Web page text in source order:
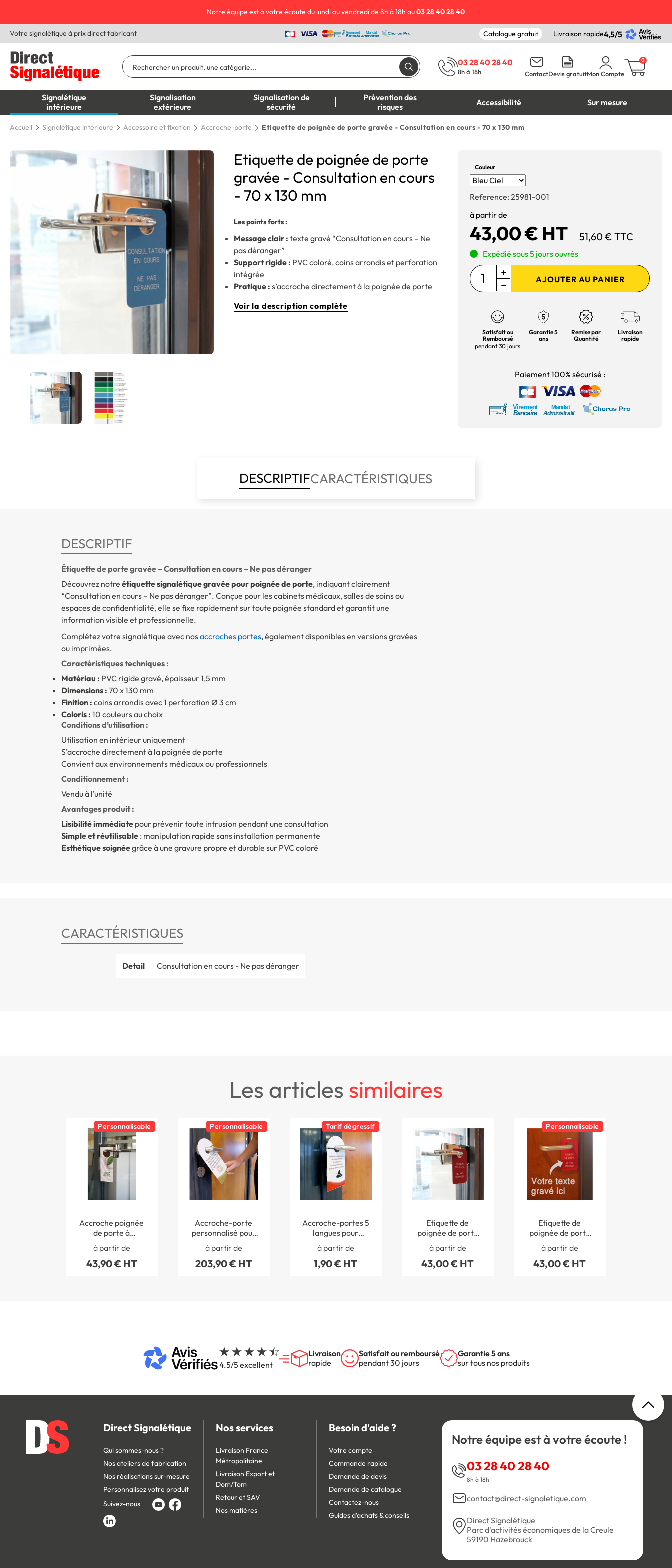
Notre équipe est à votre écoute du lundi au vendredi de 8h à 18h au03 28 40 28 40
Votre signalétique à prix direct fabricant Catalogue gratuit Livraison rapide4,5/5
03 28 40 28 40
8h à 18h ContactDevis gratuitMon Compte
0
Signalétique
intérieure
Signalisation
extérieure
Signalisation de
sécurité
Prévention des
risques
Accessibilité Sur mesure
Accueil Signalétique intérieure Accessoire et fixation Accroche-porte Etiquette de poignée de porte gravée - Consultation en cours - 70 x 130 mm
Etiquette de poignée de porte
gravée - Consultation en cours
- 70 x 130 mm
Les points forts :
Message clair : texte gravé “Consultation en cours – Ne
pas déranger”
Support rigide : PVC coloré, coins arrondis et perforation
intégrée
Pratique : s’accroche directement à la poignée de porte
Voir la description complète
Couleur
Reference: 25981-001
à partir de
43,00 € HT 51,60 € TTC
Expédié sous 5 jours ouvrés
AJOUTER AU PANIER
Satisfait ou
Remboursé
pendant 30 jours
Garantie 5
ans
Remise par
Quantité
Livraison
rapide
Paiement 100% sécurisé :
DESCRIPTIFCARACTÉRISTIQUES
DESCRIPTIF
Étiquette de porte gravée – Consultation en cours – Ne pas déranger
Découvrez notre étiquette signalétique gravée pour poignée de porte, indiquant clairement
“Consultation en cours – Ne pas déranger”. Conçue pour les cabinets médicaux, salles de soins ou
espaces de confidentialité, elle se fixe rapidement sur toute poignée standard et garantit une
information visible et professionnelle.
Complétez votre signalétique avec nosaccroches portes, également disponibles en versions gravées
ou imprimées.
Caractéristiques techniques :
Matériau : PVC rigide gravé, épaisseur 1,5 mm
Dimensions : 70 x 130 mm
Finition : coins arrondis avec 1 perforation Ø 3 cm
Coloris : 10 couleurs au choix
Conditions d’utilisation :
Utilisation en intérieur uniquement
S’accroche directement à la poignée de porte
Convient aux environnements médicaux ou professionnels
Conditionnement :
Vendu à l’unité
Avantages produit :
Lisibilité immédiatepour prévenir toute intrusion pendant une consultation
Simple et réutilisable: manipulation rapide sans installation permanente
Esthétique soignéegrâce à une gravure propre et durable sur PVC coloré
CARACTÉRISTIQUES
Detail Consultation en cours - Ne pas déranger
les articles similaires
Personnalisable
Accroche poignée
de porte à
personnaliser
à partir de
43,90 € HT
Personnalisable
Accroche-porte
personnalisé pour
chambre d´hôtel -
En papier glacé
à partir de
203,90 € HT
Tarif dégressif
Accroche-portes 5
langues pour
chambre d´hôtel -
En papier glacé
à partir de
1,90 € HT
Etiquette de
poignée de porte
gravée - Réunion en
cours - 70 x 130 mm
à partir de
43,00 € HT
Personnalisable
Etiquette de
poignée de porte
gravée - Texte
personnalisé - 70 x
130 mm
à partir de
43,00 € HT
4.5/5 excellent
Livraison
rapide
Satisfait ou remboursé
pendant 30 jours
Garantie 5 ans
sur tous nos produits
Direct Signalétique
Qui sommes-nous ?
Nos ateliers de fabrication
Nos réalisations sur-mesure
Personnalisez votre produit
Suivez-nous
Nos services
Livraison France
Métropolitaine
Livraison Export et
Dom/Tom
Retour et SAV
Nos matières
Besoin d'aide ?
Votre compte
Commande rapide
Demande de devis
Demande de catalogue
Contactez-nous
Guides d'achats & conseils
Notre équipe est à votre écoute !
03 28 40 28 40
8h à 18h
contact@direct-signaletique.com
Direct Signalétique
Parc d'activités économiques de la Creule
59190 Hazebrouck